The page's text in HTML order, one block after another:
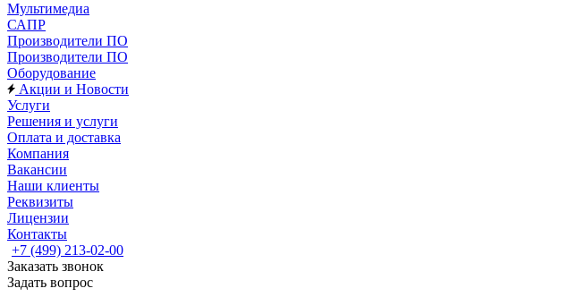
Мультимедиа
САПР
Производители ПО
Производители ПО
Оборудование
Акции и Новости
Услуги
Решения и услуги
Оплата и доставка
Компания
Вакансии
Наши клиенты
Реквизиты
Лицензии
Контакты
+7 (499) 213-02-00
Заказать звонок
Задать вопрос